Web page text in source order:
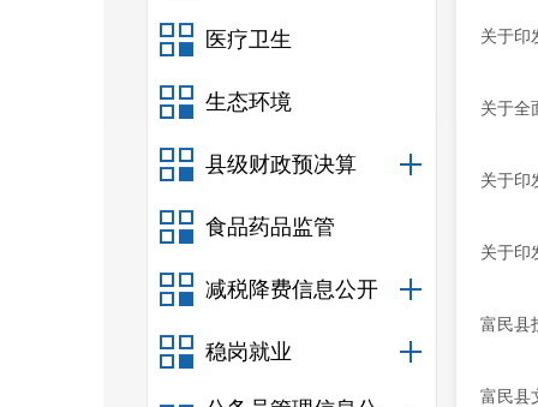
医疗卫生
生态环境
县级财政预决算
食品药品监管
减税降费信息公开
稳岗就业
关于印
关于全
关于印
关于印
富民县
富民县